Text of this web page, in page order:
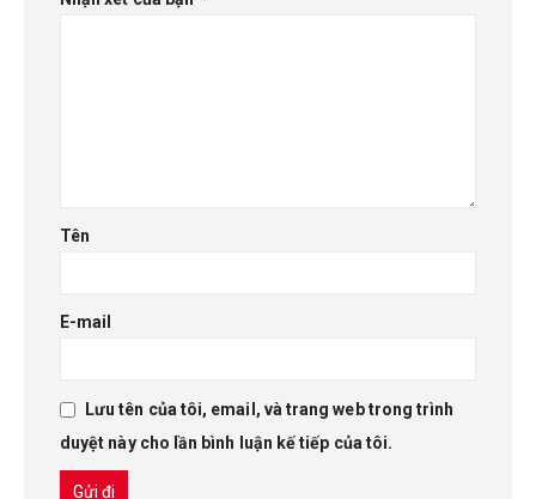
Tên
E-mail
Lưu tên của tôi, email, và trang web trong trình
duyệt này cho lần bình luận kế tiếp của tôi.